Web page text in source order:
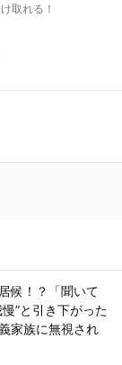
取れる！
候！？「聞いて
”と引き下がった
家族に無視され